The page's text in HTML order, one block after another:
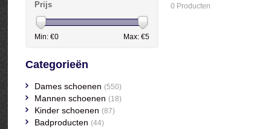
0 Producten
Prijs
Min: €0 Max: €5
Categorieën
Dames schoenen (550)
Mannen schoenen (18)
Kinder schoenen (87)
Badproducten (44)